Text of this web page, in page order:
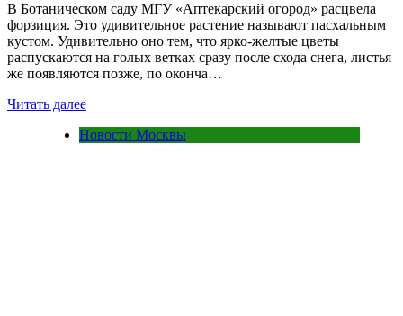
В Ботаническом саду МГУ «Аптекарский огород» расцвела
форзиция. Это удивительное растение называют пасхальным
кустом. Удивительно оно тем, что ярко-желтые цветы
распускаются на голых ветках сразу после схода снега, листья
же появляются позже, по оконча…
Читать далее
Новости Москвы